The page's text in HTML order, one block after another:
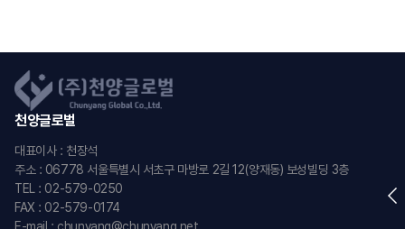
천양글로벌
대표이사 : 천장석
주소 : 06778 서울특별시 서초구 마방로 2길 12(양재동) 보성빌딩 3층
TEL : 02-579-0250
FAX : 02-579-0174